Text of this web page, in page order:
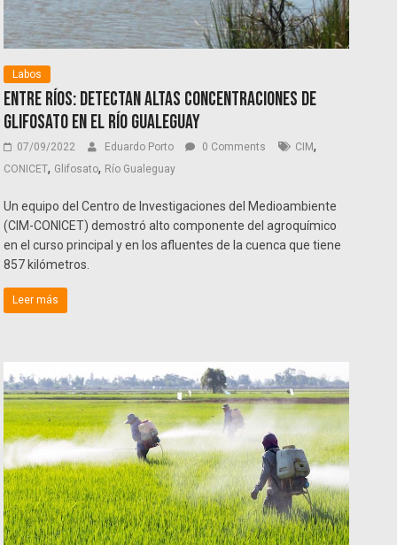
Labos
Entre Ríos: Detectan altas concentraciones de
glifosato en el Río Gualeguay
07/09/2022 Eduardo Porto 0 Comments CIM,
CONICET, Glifosato, Río Gualeguay
Un equipo del Centro de Investigaciones del Medioambiente
(CIM-CONICET) demostró alto componente del agroquímico
en el curso principal y en los afluentes de la cuenca que tiene
857 kilómetros.
Leer más